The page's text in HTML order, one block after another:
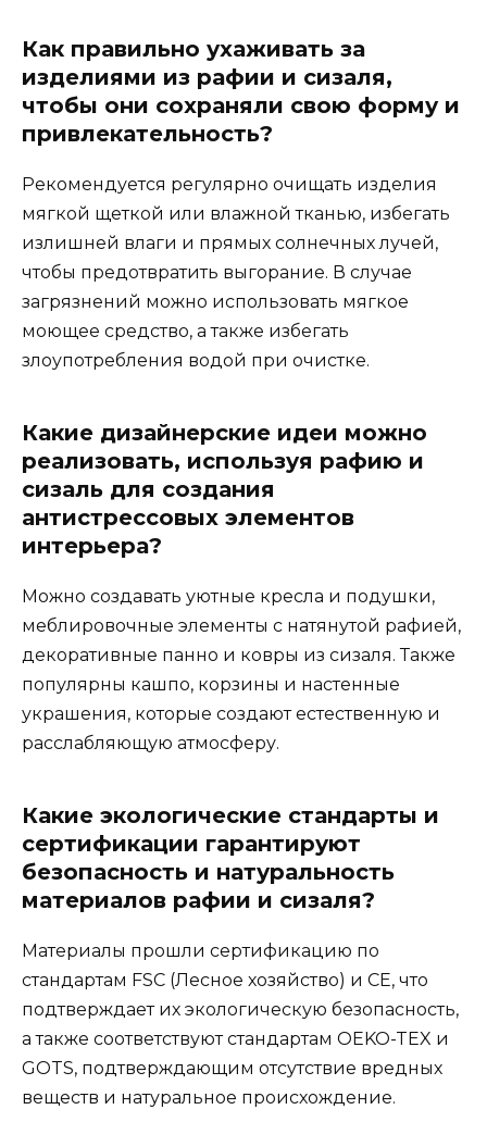
Как правильно ухаживать за
изделиями из рафии и сизаля,
чтобы они сохраняли свою форму и
привлекательность?
Рекомендуется регулярно очищать изделия
мягкой щеткой или влажной тканью, избегать
излишней влаги и прямых солнечных лучей,
чтобы предотвратить выгорание. В случае
загрязнений можно использовать мягкое
моющее средство, а также избегать
злоупотребления водой при очистке.
Какие дизайнерские идеи можно
реализовать, используя рафию и
сизаль для создания
антистрессовых элементов
интерьера?
Можно создавать уютные кресла и подушки,
меблировочные элементы с натянутой рафией,
декоративные панно и ковры из сизаля. Также
популярны кашпо, корзины и настенные
украшения, которые создают естественную и
расслабляющую атмосферу.
Какие экологические стандарты и
сертификации гарантируют
безопасность и натуральность
материалов рафии и сизаля?
Материалы прошли сертификацию по
стандартам FSC (Лесное хозяйство) и CE, что
подтверждает их экологическую безопасность,
а также соответствуют стандартам OEKO-TEX и
GOTS, подтверждающим отсутствие вредных
веществ и натуральное происхождение.